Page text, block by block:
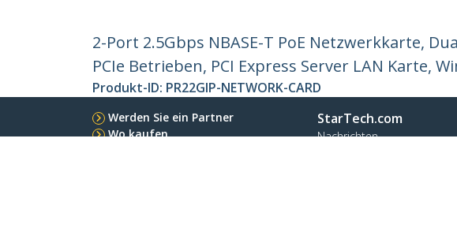
2-Port 2.5Gbps NBASE-T PoE Netzwerkkarte,
PCIe Betrieben, PCI Express Server LAN Karte,
Produkt-ID: PR22GIP-NETWORK-CARD
Werden Sie ein Partner
Wo kaufen
StarTech.com
Nachrichten